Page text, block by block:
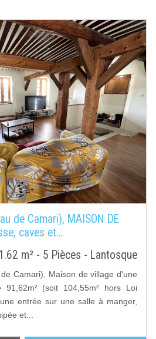
de Camari), MAISON DE
caves et...
m² - 5 Pièces - Lantosque
Camari), Maison de village d'une
(soit 104,55m² hors Loi
entrée sur une salle à manger,
et...